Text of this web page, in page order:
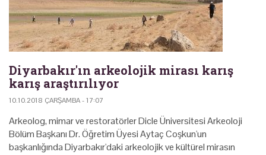
Diyarbakır'ın arkeolojik mirası karış
karış araştırılıyor
10.10.2018 ÇARŞAMBA - 17:07
Arkeolog, mimar ve restoratörler Dicle Üniversitesi Arkeoloji
Bölüm Başkanı Dr. Öğretim Üyesi Aytaç Coşkun'un
başkanlığında Diyarbakır'daki arkeolojik ve kültürel mirasın